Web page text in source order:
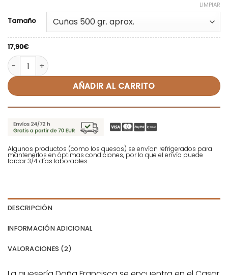
Tamaño
LIMPIAR
17,90€
Queso de oveja madurado trufado - Doña Francisca
AÑADIR AL CARRITO
Alternative:
Algunos productos (como los quesos) se envían refrigerados para
mantenerlos en óptimas condiciones, por lo que el envío puede
tardar 3/4 días laborables.
DESCRIPCIÓN
INFORMACIÓN ADICIONAL
VALORACIONES (2)